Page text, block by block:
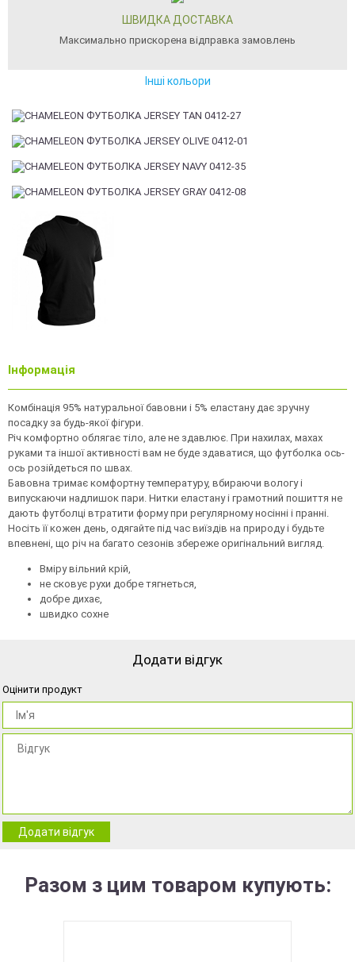
ШВИДКА ДОСТАВКА
Максимально прискорена відправка замовлень
Інші кольори
Інформація
Комбінація 95% натуральної бавовни і 5% еластану дає зручну
посадку за будь-якої фігури.
Річ комфортно облягає тіло, але не здавлює. При нахилах, махах
руками та іншої активності вам не буде здаватися, що футболка ось-
ось розійдеться по швах.
Бавовна тримає комфортну температуру, вбираючи вологу і
випускаючи надлишок пари. Нитки еластану і грамотний пошиття не
дають футболці втратити форму при регулярному носінні і пранні.
Носіть її кожен день, одягайте під час виїздів на природу і будьте
впевнені, що річ на багато сезонів збереже оригінальний вигляд.
Вміру вільний крій,
не сковує рухи добре тягнеться,
добре дихає,
швидко сохне
Додати відгук
Оцінити продукт
Додати відгук
Разом з цим товаром купують: